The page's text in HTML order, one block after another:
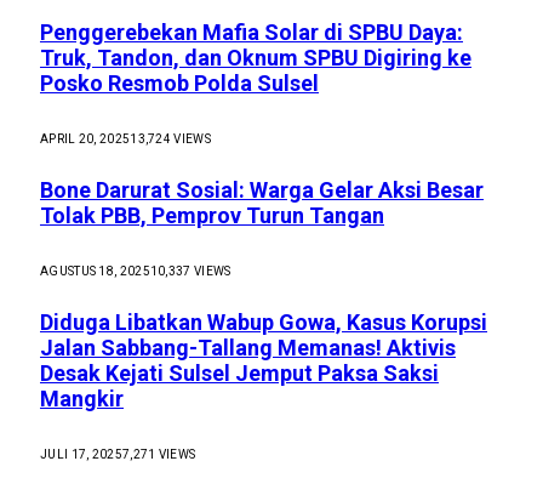
Penggerebekan Mafia Solar di SPBU Daya:
Truk, Tandon, dan Oknum SPBU Digiring ke
Posko Resmob Polda Sulsel
APRIL 20, 202513,724VIEWS
Bone Darurat Sosial: Warga Gelar Aksi Besar
Tolak PBB, Pemprov Turun Tangan
AGUSTUS 18, 202510,337 VIEWS
Diduga Libatkan Wabup Gowa, Kasus Korupsi
Jalan Sabbang-Tallang Memanas! Aktivis
Desak Kejati Sulsel Jemput Paksa Saksi
Mangkir
JULI 17, 20257,271 VIEWS